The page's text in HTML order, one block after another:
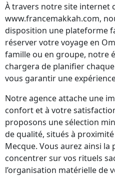
À travers notre site internet
www.francemakkah.com,
disposition une plateforme
réserver votre voyage en
famille ou en groupe, notre
chargera de planifier
vous garantir une
Notre agence attache une
confort et à votre
proposons une sélection
de qualité, situés à
Mecque. Vous aurez ainsi la
concentrer sur vos rituels
l’organisation matérielle de